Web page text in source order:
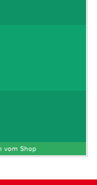
vom Shop